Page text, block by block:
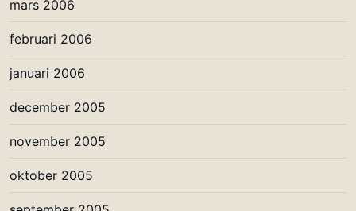
mars 2006
februari 2006
januari 2006
december 2005
november 2005
oktober 2005